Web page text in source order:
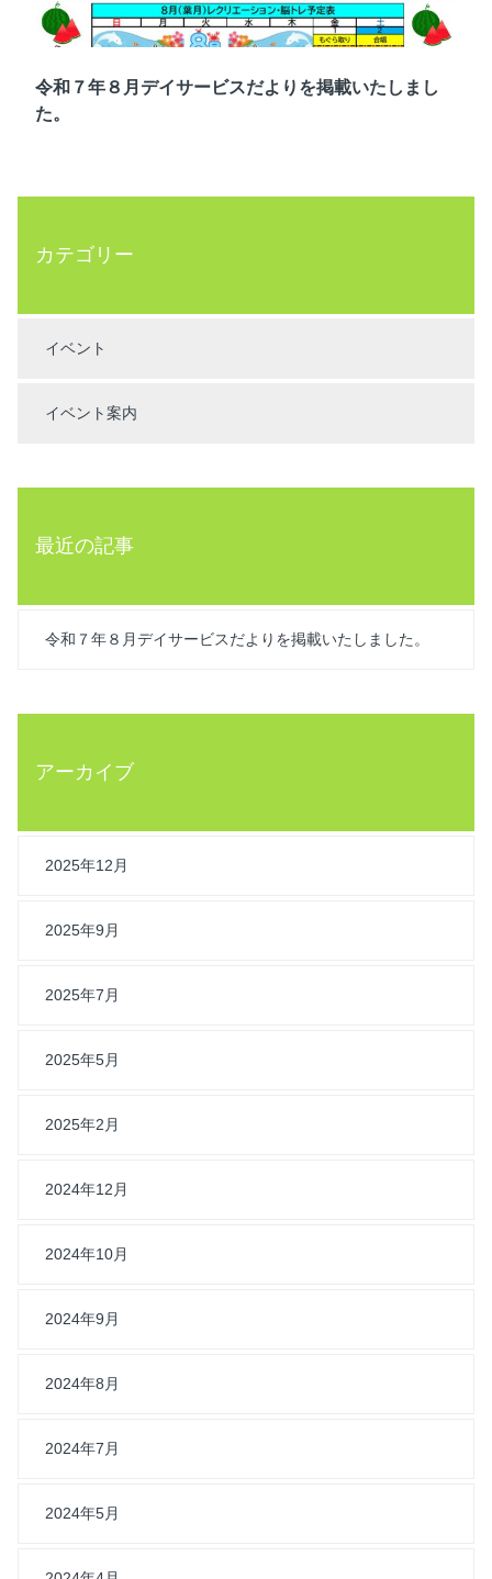
令和７年８月デイサービスだよりを掲載いたしまし
た。
カテゴリー
イベント
イベント案内
最近の記事
令和７年８月デイサービスだよりを掲載いたしました。
アーカイブ
2025年12月
2025年9月
2025年7月
2025年5月
2025年2月
2024年12月
2024年10月
2024年9月
2024年8月
2024年7月
2024年5月